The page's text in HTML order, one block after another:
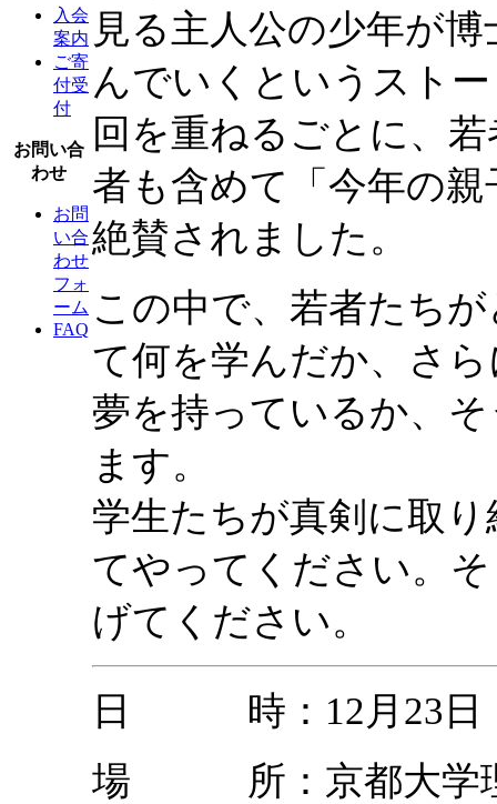
入会
案内
ご寄
付受
付
お問い合
わせ
お問
い合
わせ
フォ
ーム
FAQ
見る主人公の少年が
んでいくというスト
回を重ねるごとに、
者も含めて「今年の
絶賛されました。
この中で、若者たち
て何を学んだか、さ
夢を持っているか、
ます。
学生たちが真剣に取
てやってください。
げてください。
日 時：12月23日
場 所：京都大学理